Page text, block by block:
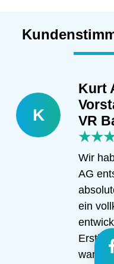
K
Kurt
VR
Wir
AG
ein
waren